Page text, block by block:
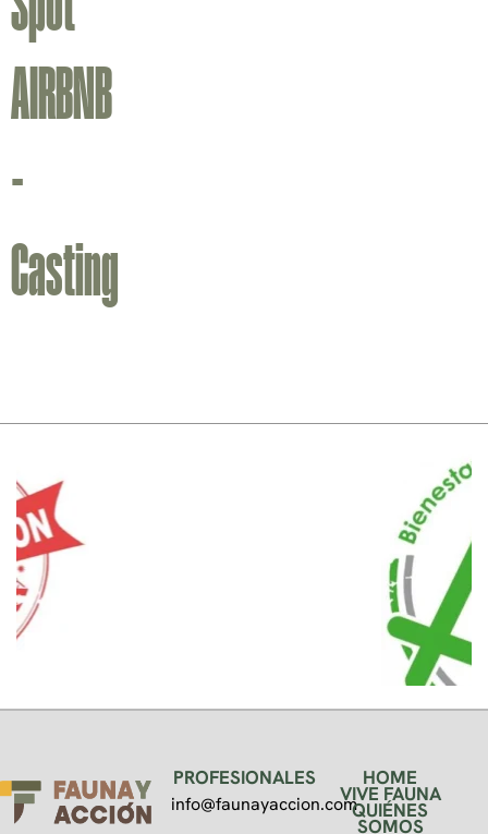
AIRBNB
-
Casting
PROFESIONALES
info@faunayaccion.com
HOME
VIVE FAUNA
QUIÉNES
SOMOS